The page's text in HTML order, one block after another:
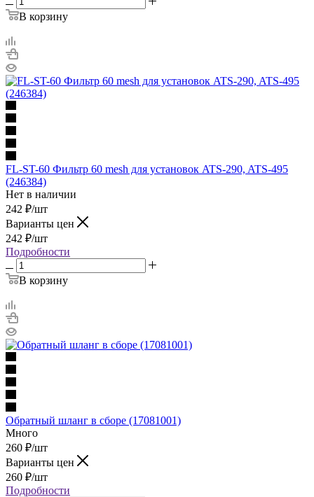
В корзину
FL-ST-60 Фильтр 60 mesh для установок ATS-290, ATS-495
(246384)
Нет в наличии
242 ₽/шт
Варианты цен
242 ₽/шт
Подробности
В корзину
Обратный шланг в сборе (17081001)
Много
260 ₽/шт
Варианты цен
260 ₽/шт
Подробности